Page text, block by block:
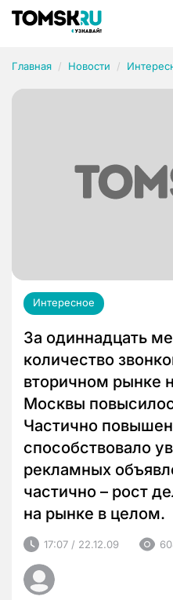
Главная Новости
Интересное
За одиннадцать
количество
вторичном рынке
Москвы
Частично
способствовало
рекламных
частично – рост
на рынке в целом.
17:07 / 22.12.09